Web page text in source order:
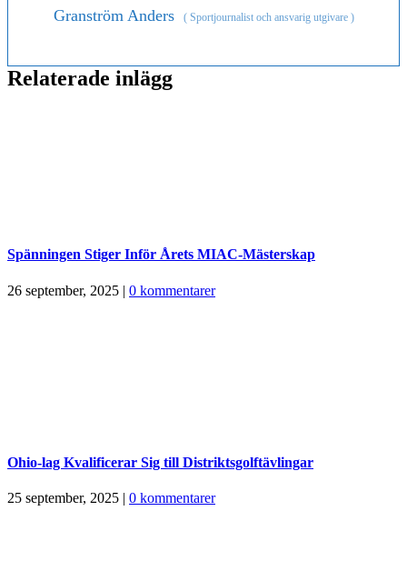
Granström Anders (Sportjournalist och ansvarig utgivare )
Relaterade inlägg
Spänningen Stiger Inför Årets MIAC-Mästerskap
26 september, 2025 | 0 kommentarer
Ohio-lag Kvalificerar Sig till Distriktsgolftävlingar
25 september, 2025 | 0 kommentarer